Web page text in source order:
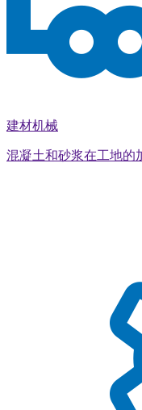
建材机械
混凝土和砂浆在工地的